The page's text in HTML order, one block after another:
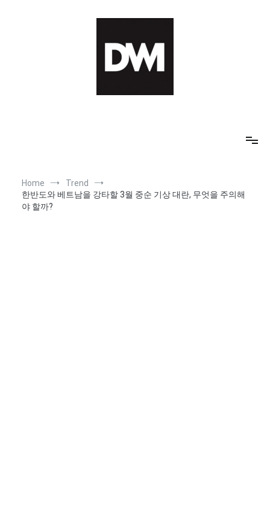
Home
Trend
한반도와 베트남을 강타할 3월 중순 기상 대란, 무엇을 주의해
야 할까?